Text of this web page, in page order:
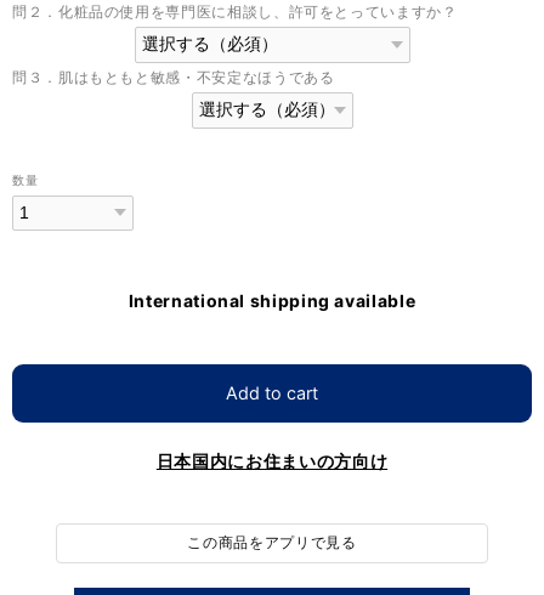
問２．化粧品の使用を専門医に相談し、許可をとっていますか？
問３．肌はもともと敏感・不安定なほうである
数量
International shipping available
Add to cart
日本国内にお住まいの方向け
この商品をアプリで見る